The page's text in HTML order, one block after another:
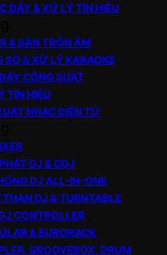
ĐẨY & XỬ LÝ TÍN HIỆU
& BÀN TRỘN ÂM
SỐ & XỬ LÝ KARAOKE
CÔNG SUẤT
TÍN HIỆU
NHẠC ĐIỆN TỬ
DJ & CDJ
DJ ALL-IN-ONE
DJ & TURNTABLE
CONTROLLER
& EURORACK
GROOVEBOX, DRUM